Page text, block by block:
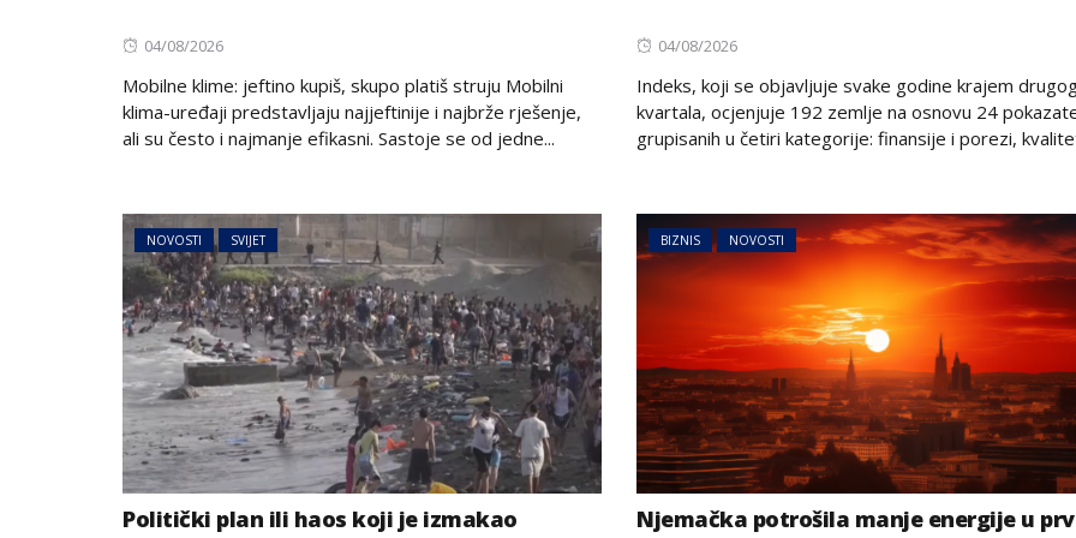
Posted
04/08/2026
Mobilne klime: jeftino kupiš, skupo platiš struju Mobilni
klima-uređaji predstavljaju najjeftinije i najbrže rješenje,
ali su često i najmanje efikasni. Sastoje se od jedne...
Posted
04/08/2026
Indeks, koji se objavljuje svake godine krajem
kvartala, ocjenjuje 192 zemlje na osnovu 24
grupisanih u četiri kategorije: finansije i porezi,
NOVOSTI SVIJET
Politički plan ili haos koji je izmakao
BIZNIS NOVOSTI
Njemačka potrošila manje energije u